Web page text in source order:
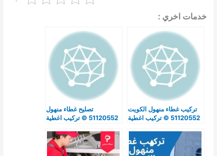
خدمات اخري :
تركيب غطاء منهول الكويت
51120552 © تركيب اغطية
غطاء المنهول
تصليح غطاء منهول
51120552 © تركيب اغطية
المنهول الصرف الصحي